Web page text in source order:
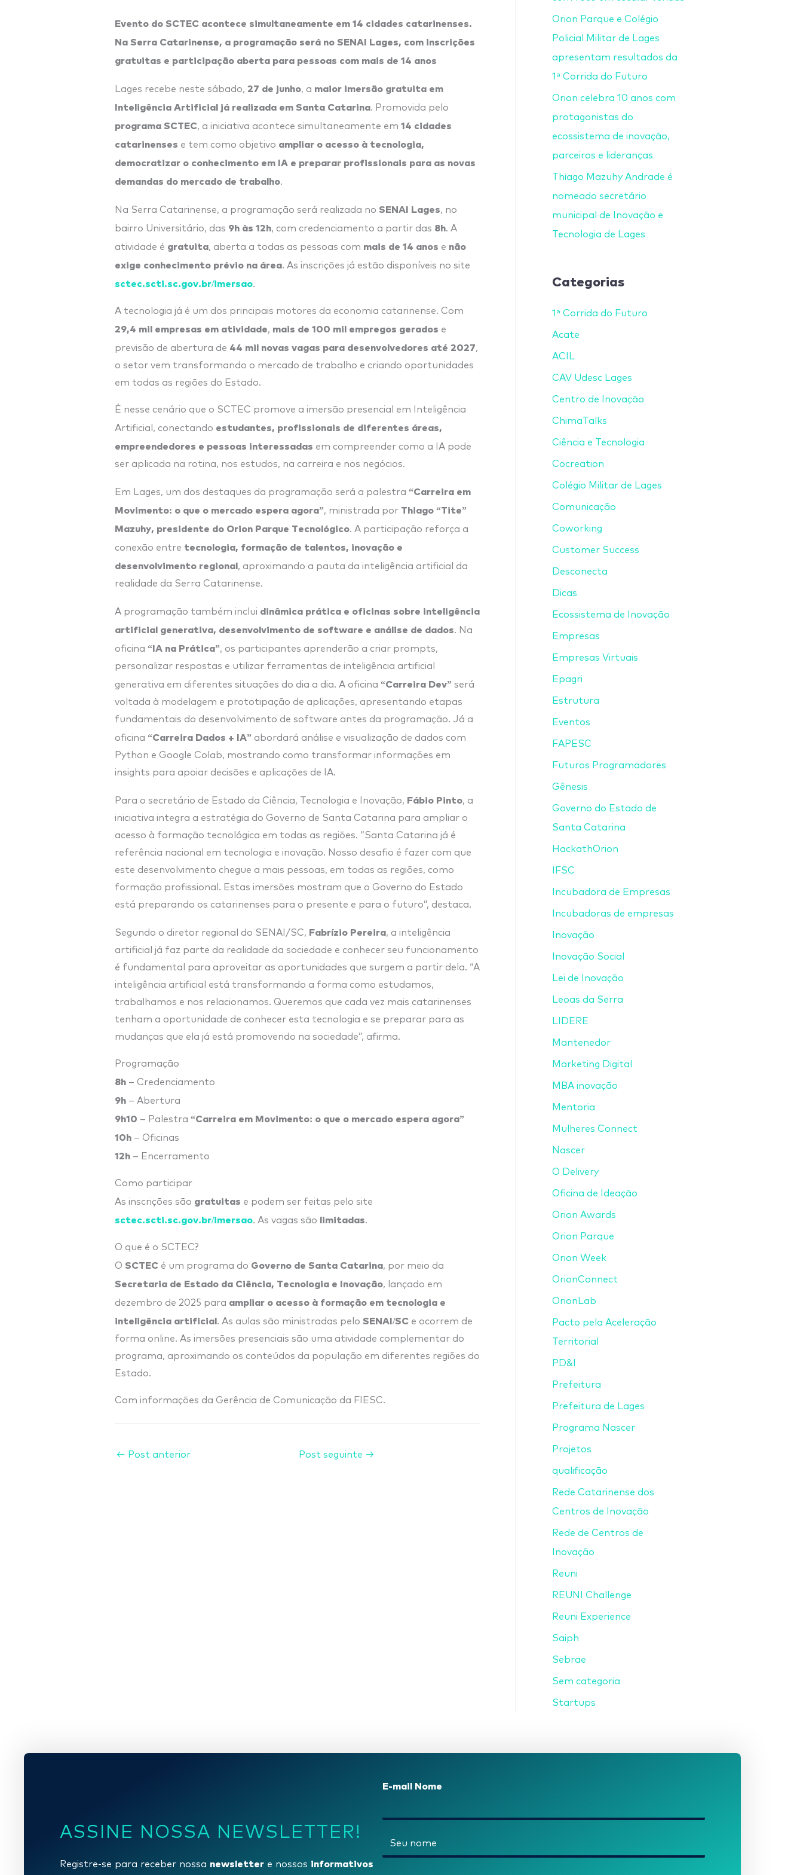
Evento do SCTEC acontece simultaneamente em 14 cidades catarinenses.
Na Serra Catarinense, a programação será no SENAI Lages, com inscrições
gratuitas e participação aberta para pessoas com mais de 14 anos
Lages recebe neste sábado, 27 de junho, a maior imersão gratuita em
Inteligência Artificial já realizada em Santa Catarina. Promovida pelo
programa SCTEC, a iniciativa acontece simultaneamente em 14 cidades
catarinenses e tem como objetivo ampliar o acesso à tecnologia,
democratizar o conhecimento em IA e preparar profissionais para as novas
demandas do mercado de trabalho.
Na Serra Catarinense, a programação será realizada no SENAI Lages, no
bairro Universitário, das 9h às 12h, com credenciamento a partir das 8h. A
atividade é gratuita, aberta a todas as pessoas com mais de 14 anos e não
exige conhecimento prévio na área. As inscrições já estão disponíveis no site
sctec.scti.sc.gov.br/imersao.
A tecnologia já é um dos principais motores da economia catarinense. Com
29,4 mil empresas em atividade, mais de 100 mil empregos gerados e
previsão de abertura de 44 mil novas vagas para desenvolvedores até 2027,
o setor vem transformando o mercado de trabalho e criando oportunidades
em todas as regiões do Estado.
É nesse cenário que o SCTEC promove a imersão presencial em Inteligência
Artificial, conectando estudantes, profissionais de diferentes áreas,
empreendedores e pessoas interessadas em compreender como a IA pode
ser aplicada na rotina, nos estudos, na carreira e nos negócios.
Em Lages, um dos destaques da programação será a palestra “Carreira em
Movimento: o que o mercado espera agora”, ministrada por Thiago “Tite”
Mazuhy, presidente do Orion Parque Tecnológico. A participação reforça a
conexão entre tecnologia, formação de talentos, inovação e
desenvolvimento regional, aproximando a pauta da inteligência artificial da
realidade da Serra Catarinense.
A programação também inclui dinâmica prática e oficinas sobre inteligência
artificial generativa, desenvolvimento de software e análise de dados. Na
oficina “IA na Prática”, os participantes aprenderão a criar prompts,
personalizar respostas e utilizar ferramentas de inteligência artificial
generativa em diferentes situações do dia a dia. A oficina “Carreira Dev” será
voltada à modelagem e prototipação de aplicações, apresentando etapas
fundamentais do desenvolvimento de software antes da programação. Já a
oficina “Carreira Dados + IA” abordará análise e visualização de dados com
Python e Google Colab, mostrando como transformar informações em
insights para apoiar decisões e aplicações de IA.
Para o secretário de Estado da Ciência, Tecnologia e Inovação, Fábio Pinto, a
iniciativa integra a estratégia do Governo de Santa Catarina para ampliar o
acesso à formação tecnológica em todas as regiões. “Santa Catarina já é
referência nacional em tecnologia e inovação. Nosso desafio é fazer com que
este desenvolvimento chegue a mais pessoas, em todas as regiões, como
formação profissional. Estas imersões mostram que o Governo do Estado
está preparando os catarinenses para o presente e para o futuro”, destaca.
Segundo o diretor regional do SENAI/SC, Fabrízio Pereira, a inteligência
artificial já faz parte da realidade da sociedade e conhecer seu funcionamento
é fundamental para aproveitar as oportunidades que surgem a partir dela. “A
inteligência artificial está transformando a forma como estudamos,
trabalhamos e nos relacionamos. Queremos que cada vez mais catarinenses
tenham a oportunidade de conhecer esta tecnologia e se preparar para as
mudanças que ela já está promovendo na sociedade”, afirma.
Programação
8h – Credenciamento
9h – Abertura
9h10 – Palestra “Carreira em Movimento: o que o mercado espera agora”
10h – Oficinas
12h – Encerramento
Como participar
As inscrições são gratuitas e podem ser feitas pelo site
sctec.scti.sc.gov.br/imersao. As vagas são limitadas.
O que é o SCTEC?
O SCTEC é um programa do Governo de Santa Catarina, por meio da
Secretaria de Estado da Ciência, Tecnologia e Inovação, lançado em
dezembro de 2025 para ampliar o acesso à formação em tecnologia e
inteligência artificial. As aulas são ministradas pelo SENAI/SC e ocorrem de
forma online. As imersões presenciais são uma atividade complementar do
programa, aproximando os conteúdos da população em diferentes regiões do
Estado.
Com informações da Gerência de Comunicação da FIESC.
← Post anterior Post seguinte →
Orion Parque e Colégio
Policial Militar de Lages
apresentam resultados da
1ª Corrida do Futuro
Orion celebra 10 anos com
protagonistas do
ecossistema de inovação,
parceiros e lideranças
Thiago Mazuhy Andrade é
nomeado secretário
municipal de Inovação e
Tecnologia de Lages
Categorias
1ª Corrida do Futuro
Acate
ACIL
CAV Udesc Lages
Centro de Inovação
ChimaTalks
Ciência e Tecnologia
Cocreation
Colégio Militar de Lages
Comunicação
Coworking
Customer Success
Desconecta
Dicas
Ecossistema de Inovação
Empresas
Empresas Virtuais
Epagri
Estrutura
Eventos
FAPESC
Futuros Programadores
Gênesis
Governo do Estado de
Santa Catarina
HackathOrion
IFSC
Incubadora de Empresas
Incubadoras de empresas
Inovação
Inovação Social
Lei de Inovação
Leoas da Serra
LIDERE
Mantenedor
Marketing Digital
MBA inovação
Mentoria
Mulheres Connect
Nascer
O Delivery
Oficina de Ideação
Orion Awards
Orion Parque
Orion Week
OrionConnect
OrionLab
Pacto pela Aceleração
Territorial
PD&I
Prefeitura
Prefeitura de Lages
Programa Nascer
Projetos
qualificação
Rede Catarinense dos
Centros de Inovação
Rede de Centros de
Inovação
Reuni
REUNI Challenge
Reuni Experience
Saiph
Sebrae
Sem categoria
Startups
ASSINE NOSSA NEWSLETTER!
Registre-se para receber nossa newsletter e nossos informativos
E-mail Nome
o